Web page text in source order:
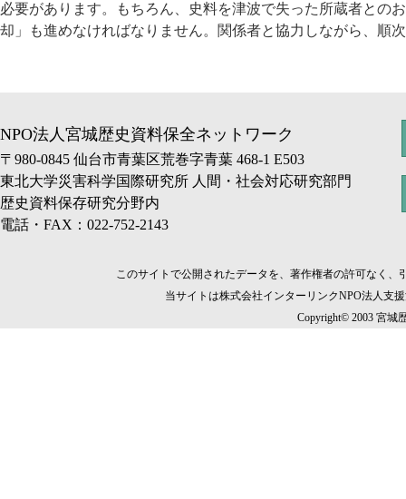
必要があります。もちろん、史料を津波で失った所蔵者との
却」も進めなければなりません。関係者と協力しながら、順
NPO法人宮城歴史資料保全ネットワーク
〒980-0845 仙台市青葉区荒巻字青葉 468-1 E503
東北大学災害科学国際研究所 人間・社会対応研究部門
歴史資料保存研究分野内
電話・FAX：022-752-2143
このサイトで公開されたデータを、著作権者の許可なく
当サイトは株式会社インターリンクNPO法人支
Copyright© 2003 宮城